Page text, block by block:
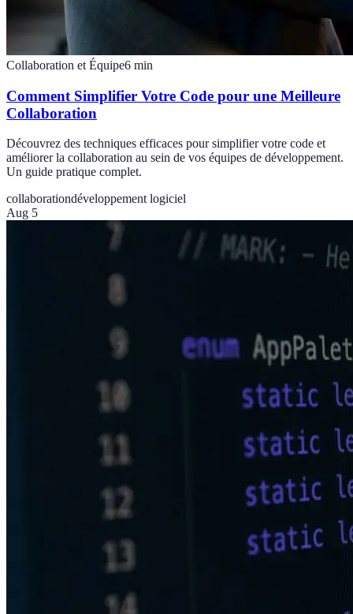
Collaboration et Équipe6 min
Comment Simplifier Votre Code pour une Meilleure
Collaboration
Découvrez des techniques efficaces pour simplifier votre code et
améliorer la collaboration au sein de vos équipes de développement.
Un guide pratique complet.
collaborationdéveloppement logiciel
Aug 5